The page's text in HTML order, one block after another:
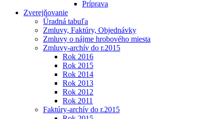
Príprava
Zverejňovanie
Úradná tabuľa
Zmluvy, Faktúry, Objednávky
Zmluvy o nájme hrobového miesta
Zmluvy-archív do r.2015
Rok 2016
Rok 2015
Rok 2014
Rok 2013
Rok 2012
Rok 2011
Faktúry-archív do r.2015